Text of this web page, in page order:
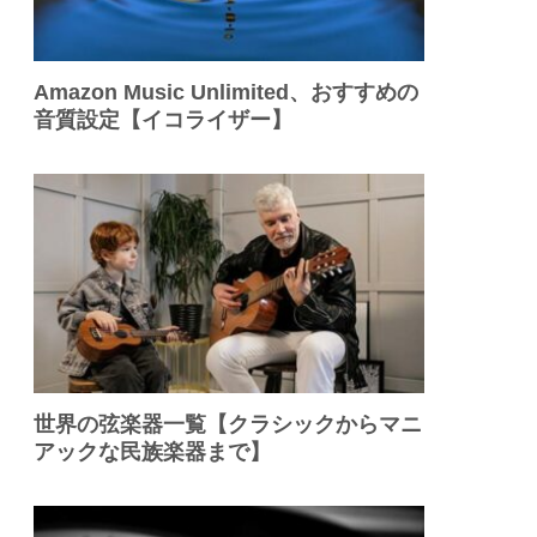
Amazon Music Unlimited、おすすめの
音質設定【イコライザー】
世界の弦楽器一覧【クラシックからマニ
アックな民族楽器まで】